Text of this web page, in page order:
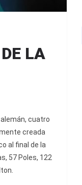
LA
cuatro
creada
al final de la
57 Poles, 122